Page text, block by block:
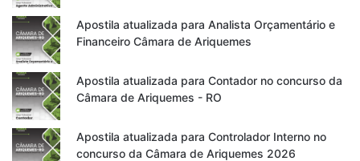
Apostila atualizada para Analista Orçamentário e
Financeiro Câmara de Ariquemes
Apostila atualizada para Contador no concurso da
Câmara de Ariquemes - RO
Apostila atualizada para Controlador Interno no
concurso da Câmara de Ariquemes 2026